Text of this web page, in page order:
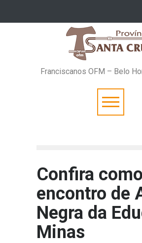
Franciscanos OFM – Belo
Confira
encontro de
Negra da
Minas